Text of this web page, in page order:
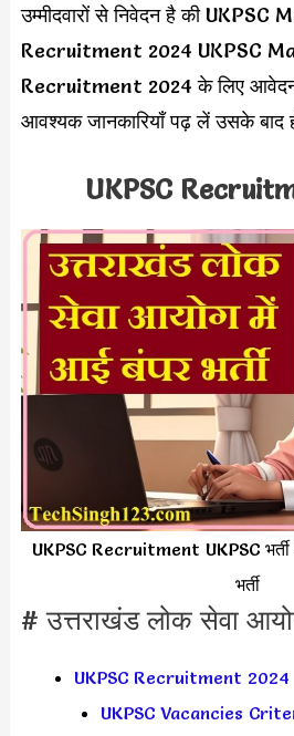
उम्मीदवारों से निवेदन है की
Recruitment 2024 UKPSC
Recruitment 2024 के लिए
आवश्यक जानकारियाँ पढ़ लें उसके बाद
UKPSC
UKPSC Recruitment UKPSC
भर्ती
# उत्तराखंड लोक सेवा
UKPSC Recruitment 2024
UKPSC Vacancies